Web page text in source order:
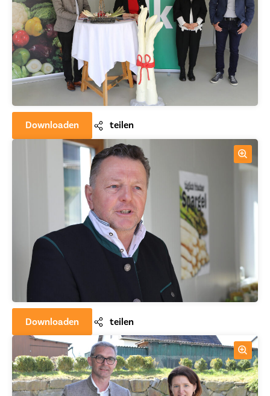
Downloaden teilen
Downloaden teilen